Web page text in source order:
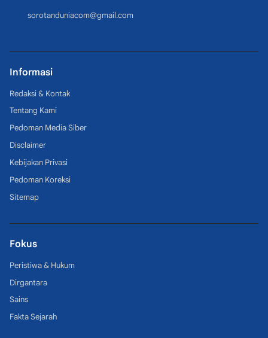
sorotanduniacom@gmail.com
Informasi
Redaksi & Kontak
Tentang Kami
Pedoman Media Siber
Disclaimer
Kebijakan Privasi
Pedoman Koreksi
Sitemap
Fokus
Peristiwa & Hukum
Dirgantara
Sains
Fakta Sejarah